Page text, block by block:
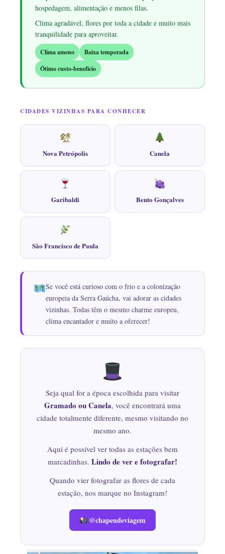
hospedagem, alimentação e menos filas.
Clima agradável, flores por toda a cidade e muito mais
tranquilidade para aproveitar.
Clima ameno
Baixa temporada
Ótimo custo-benefício
CIDADES VIZINHAS PARA CONHECER
Nova Petrópolis Canela
Garibaldi Bento Gonçalves
São Francisco de Paula
Se você está curioso com o frio e a colonização
europeia da Serra Gaúcha, vai adorar as cidades
vizinhas. Todas têm o mesmo charme europeu,
clima encantador e muito a oferecer!
Seja qual for a época escolhida para visitar
Gramado ou Canela, você encontrará uma
cidade totalmente diferente, mesmo visitando no
mesmo ano.
Aqui é possível ver todas as estações bem
marcadinhas. Lindo de ver e fotografar!
Quando vier fotografar as flores de cada
estação, nos marque no Instagram!
@chapeudeviagem